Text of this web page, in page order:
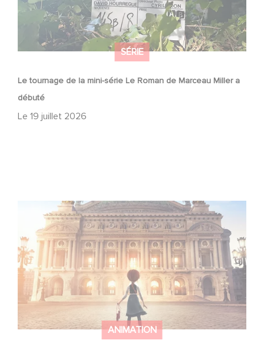
SÉRIE
Le tournage de la mini-série Le Roman de Marceau Miller a
débuté
Le 19 juillet 2026
ANIMATION
Gaumont et Good Hero annoncent la suite de Ballerina